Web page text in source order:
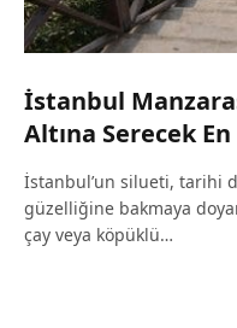
İstanbul
Altına Serecek
İstanbul’un silueti, tarihi
güzelliğine bakmaya
çay veya köpüklü…